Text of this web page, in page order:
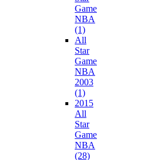
Game
NBA
(1)
All
Star
Game
NBA
2003
(1)
2015
All
Star
Game
NBA
(28)